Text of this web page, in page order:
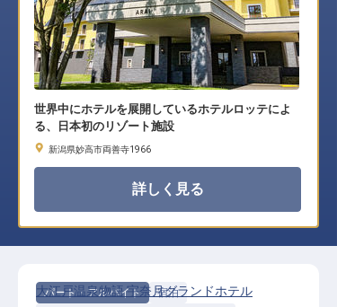
世界中にホテルを展開しているホテルロッテによ
る、日本初のリゾート施設
新潟県妙高市両善寺1966
詳しく見る
パート・アルバイト
宿泊
大江戸温泉物語 宇奈月グランドホテル